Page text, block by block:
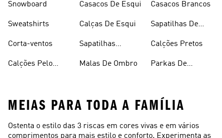
Snowboard
Sweatshirts
Corta-ventos
Calções Pelo
Casacos De Esqui
Calças De Esqui
Sapatilhas
Malas De Ombro
Casacos Brancos
Sapatilhas De
Calções Pretos
Parkas De
MEIAS PARA TODA A FAMÍLIA
Ostenta o estilo das 3 riscas em cores vivas e em vários
comprimentos para mais estilo e conforto. Experimenta as